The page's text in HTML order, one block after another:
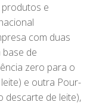
e
com duas
de
zero para o
e outra Pour-
descarte de leite),